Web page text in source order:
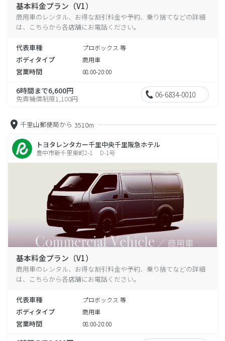
基本料金プラン（V1）
商用車のレンタル、お得な割引料金や予約、乗り捨てなどの詳細
は、こちらから各店舗にお電話ください。
代表車種 プロボックス 等
ボディタイプ 商用車
営業時間 08:00-20:00
6時間まで6,600円
免責補償制度1,100円 06-6834-0010
千里山郵便局から 3510m
トヨタレンタカー千里中央千里阪急ホテル
豊中市新千里東町2-1 D-1号
基本料金プラン（V1）
商用車のレンタル、お得な割引料金や予約、乗り捨てなどの詳細
は、こちらから各店舗にお電話ください。
代表車種 プロボックス 等
ボディタイプ 商用車
営業時間 08:00-20:00